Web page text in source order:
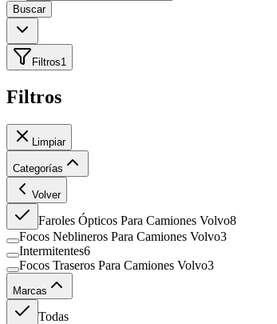
Buscar
Filtros1
Filtros
Limpiar
Categorías
Volver
Faroles Ópticos Para Camiones Volvo8
Focos Neblineros Para Camiones Volvo3
Intermitentes6
Focos Traseros Para Camiones Volvo3
Marcas
Todas